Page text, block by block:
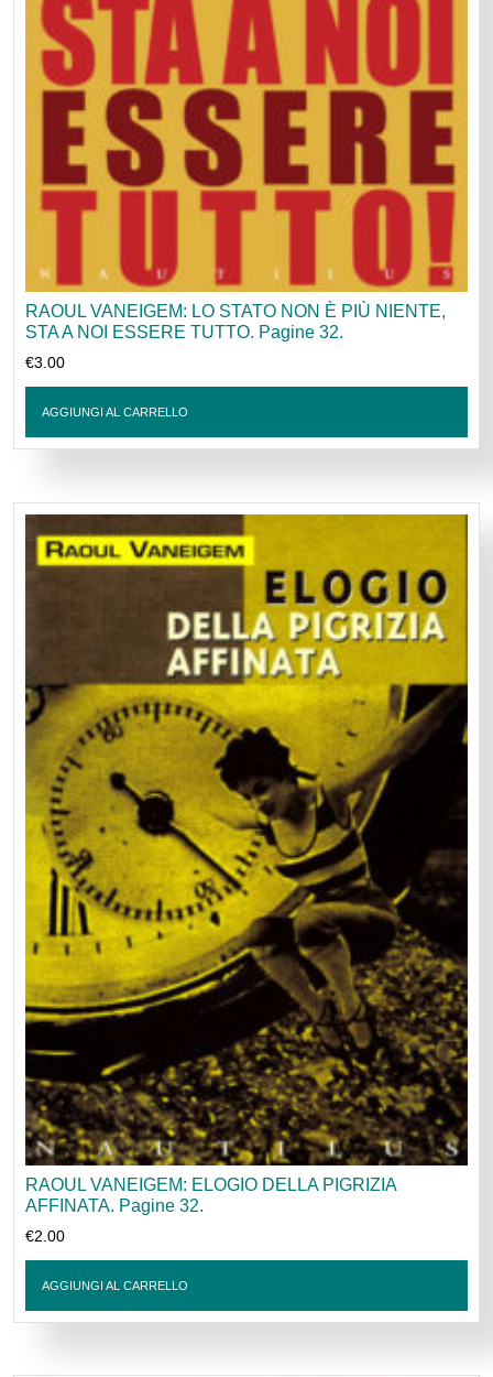
RAOUL VANEIGEM: LO STATO NON È PIÙ NIENTE,
STA A NOI ESSERE TUTTO. Pagine 32.
€3.00
AGGIUNGI AL CARRELLO
RAOUL VANEIGEM: ELOGIO DELLA PIGRIZIA
AFFINATA. Pagine 32.
€2.00
AGGIUNGI AL CARRELLO